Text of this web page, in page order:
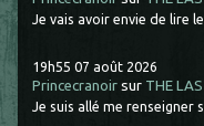
Je vais avoir envie de lire
19h55 07 août 2026
Princecranoir sur THE
Je suis allé me renseigner